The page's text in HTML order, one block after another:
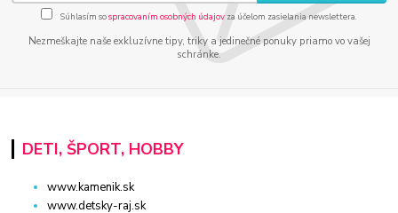
Súhlasím sospracovaním osobných údajov za účelom zasielania newslettera.
Nezmeškajte naše exkluzívne tipy, triky a jedinečné ponuky priamo vo vašej
schránke.
DETI, ŠPORT, HOBBY
www.kamenik.sk
www.detsky-raj.sk